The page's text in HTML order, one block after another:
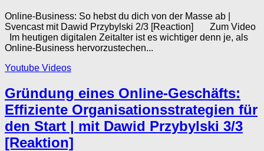
Online-Business: So hebst du dich von der Masse ab |
Svencast mit Dawid Przybylski 2/3 [Reaction] Zum Video
Im heutigen digitalen Zeitalter ist es wichtiger denn je, als
Online-Business hervorzustechen...
Youtube Videos
Gründung eines Online-Geschäfts:
Effiziente Organisationsstrategien für
den Start | mit Dawid Przybylski 3/3
[Reaktion]